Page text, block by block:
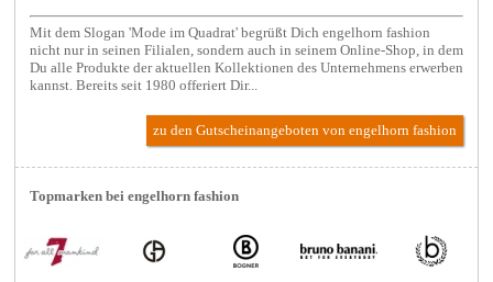
Mit dem Slogan 'Mode im Quadrat' begrüßt Dich engelhorn fashion
nicht nur in seinen Filialen, sondern auch in seinem Online-Shop, in dem
Du alle Produkte der aktuellen Kollektionen des Unternehmens erwerben
kannst. Bereits seit 1980 offeriert Dir...
zu den Gutscheinangeboten von engelhorn fashion
Topmarken bei engelhorn fashion